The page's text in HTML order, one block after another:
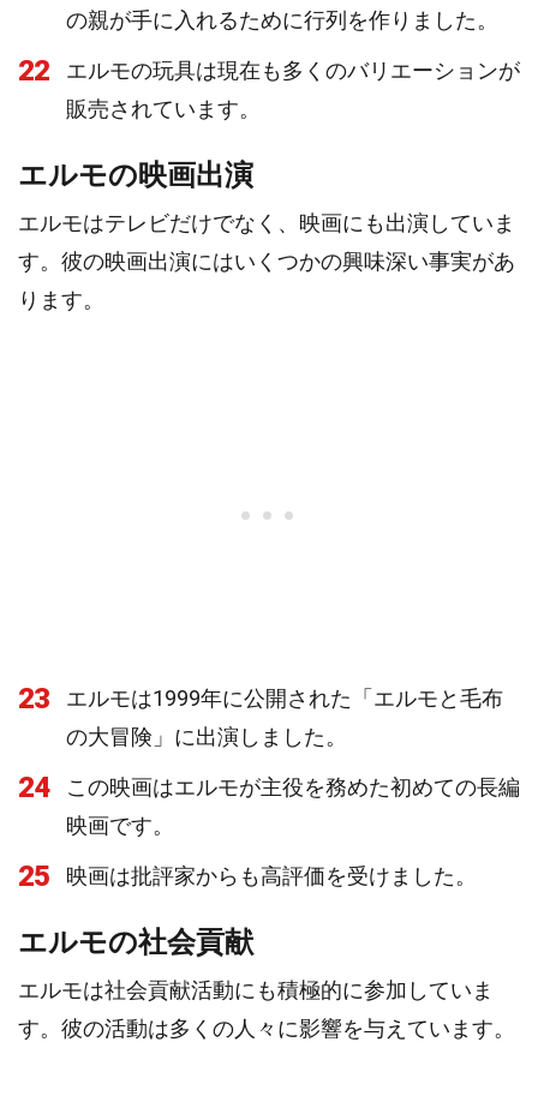
の親が手に入れるために行列を作りました。
22
エルモの玩具は現在も多くのバリエーションが
販売されています。
エルモの映画出演
エルモはテレビだけでなく、映画にも出演していま
す。彼の映画出演にはいくつかの興味深い事実があ
ります。
23
エルモは1999年に公開された「エルモと毛布
の大冒険」に出演しました。
24
この映画はエルモが主役を務めた初めての長編
映画です。
25 映画は批評家からも高評価を受けました。
エルモの社会貢献
エルモは社会貢献活動にも積極的に参加していま
す。彼の活動は多くの人々に影響を与えています。